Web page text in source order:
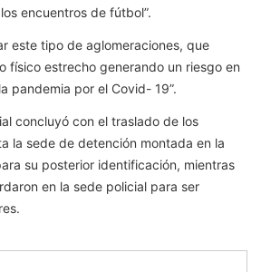
encuentros de fútbol”.
este tipo de aglomeraciones, que
físico estrecho generando un riesgo en
pandemia por el Covid- 19”.
concluyó con el traslado de los
la sede de detención montada en la
su posterior identificación, mientras
en la sede policial para ser